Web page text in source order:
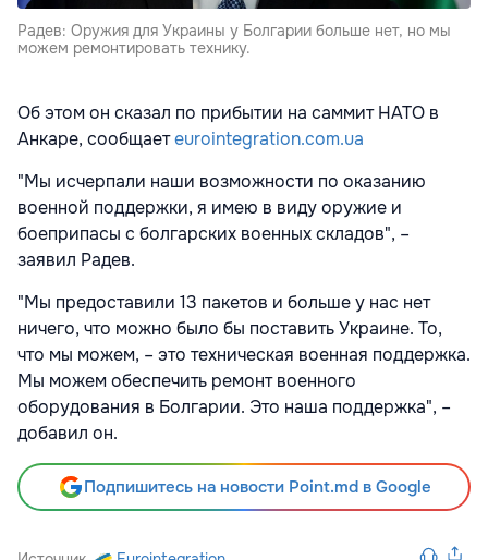
Радев: Оружия для Украины у Болгарии больше нет, но мы
можем ремонтировать технику.
Об этом он сказал по прибытии на саммит НАТО в
Анкаре, сообщаетeurointegration.com.ua
"Мы исчерпали наши возможности по оказанию
военной поддержки, я имею в виду оружие и
боеприпасы с болгарских военных складов", –
заявил Радев.
"Мы предоставили 13 пакетов и больше у нас нет
ничего, что можно было бы поставить Украине. То,
что мы можем, – это техническая военная поддержка.
Мы можем обеспечить ремонт военного
оборудования в Болгарии. Это наша поддержка", –
добавил он.
Подпишитесь на новости Point.md в Google